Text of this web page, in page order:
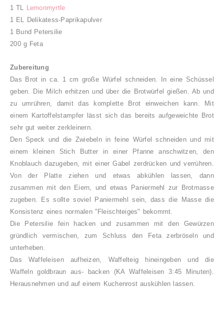
1 TL
Lemonmyrtle
1 EL Delikatess-Paprikapulver
1 Bund Petersilie
200 g Feta
Zubereitung
Das Brot in ca. 1 cm große Würfel schneiden. In eine Schüssel
geben. Die Milch erhitzen und über die Brotwürfel gießen. Ab und
zu umrühren, damit das komplette Brot einweichen kann. Mit
einem Kartoffelstampfer lässt sich das bereits aufgeweichte Brot
sehr gut weiter zerkleinern.
Den Speck und die Zwiebeln in feine Würfel schneiden und mit
einem kleinen Stich Butter in einer Pfanne anschwitzen, den
Knoblauch dazugeben, mit einer Gabel zerdrücken und verrühren.
Von der Platte ziehen und etwas abkühlen lassen, dann
zusammen mit den Eiern, und etwas Paniermehl zur Brotmasse
zugeben. Es sollte soviel Paniermehl sein, dass die Masse die
Konsistenz eines normalen "Fleischteiges" bekommt.
Die Petersilie fein hacken und
zusammen mit den Gewürzen
gründlich vermischen, zum Schluss den Feta zerbröseln und
unterheben.
Das Waffeleisen aufheizen, Waffelteig hineingeben und die
Waffeln goldbraun aus- backen (KA Waffeleisen 3:45 Minuten).
Herausnehmen und auf einem Kuchenrost auskühlen lassen.